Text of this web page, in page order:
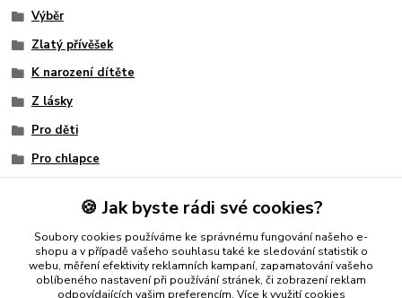
Výběr
Zlatý přívěšek
K narození dítěte
Z lásky
Pro děti
Pro chlapce
Vánoce
🍪 Jak byste rádi své cookies?
Soubory cookies používáme ke správnému fungování našeho e-
shopu a v případě vašeho souhlasu také ke sledování statistik o
webu, měření efektivity reklamních kampaní, zapamatování vašeho
oblíbeného nastavení při používání stránek, či zobrazení reklam
odpovídajících vašim preferencím. Více k využití cookies